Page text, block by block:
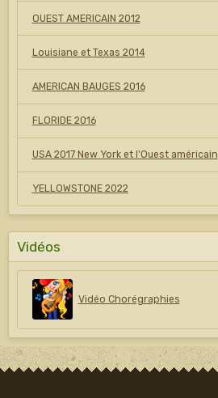
OUEST AMERICAIN 2012
Louisiane et Texas 2014
AMERICAN BAUGES 2016
FLORIDE 2016
USA 2017 New York et l'Ouest américain
YELLOWSTONE 2022
Vidéos
Vidéo Chorégraphies